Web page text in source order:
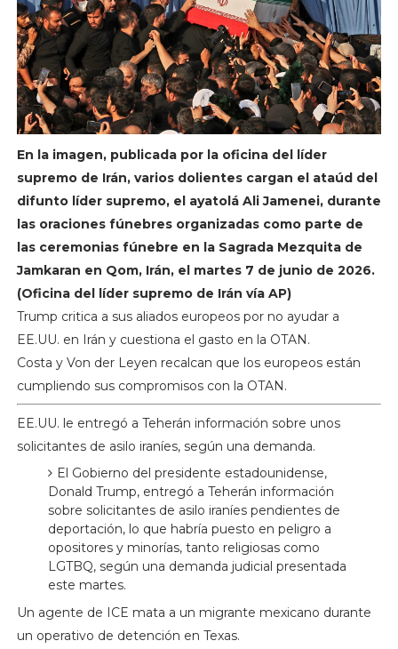
En la imagen, publicada por la oficina del líder
supremo de Irán, varios dolientes cargan el ataúd del
difunto líder supremo, el ayatolá Ali Jamenei, durante
las oraciones fúnebres organizadas como parte de
las ceremonias fúnebre en la Sagrada Mezquita de
Jamkaran en Qom, Irán, el martes 7 de junio de 2026.
(Oficina del líder supremo de Irán vía AP)
Trump critica a sus aliados europeos por no ayudar a
EE.UU. en Irán y cuestiona el gasto en la OTAN.
Costa y Von der Leyen recalcan que los europeos están
cumpliendo sus compromisos con la OTAN.
EE.UU. le entregó a Teherán información sobre unos
solicitantes de asilo iraníes, según una demanda.
El Gobierno del presidente estadounidense,
Donald Trump, entregó a Teherán información
sobre solicitantes de asilo iraníes pendientes de
deportación, lo que habría puesto en peligro a
opositores y minorías, tanto religiosas como
LGTBQ, según una demanda judicial presentada
este martes.
Un agente de ICE mata a un migrante mexicano durante
un operativo de detención en Texas.